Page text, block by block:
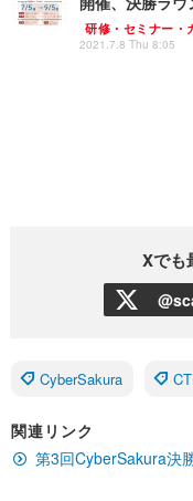
研修・セミナー・
2021.7.8 Thu 8:05
Xでも
CyberSakura
関連リンク
第3回CyberSakura決